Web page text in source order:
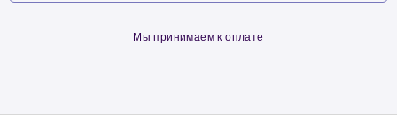
Мы принимаем к оплате